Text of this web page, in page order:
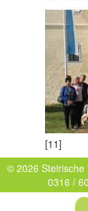
[11]
© 2026 Steirische
0316 /